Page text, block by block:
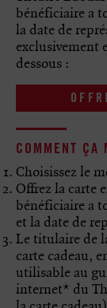
bénéficiaire a
la date de
exclusivement
dessous :
COMMENT ÇA
Choisissez le
Offrez la carte
bénéficiaire a
et la date de
Le titulaire de
carte cadeau,
utilisable au
internet* du